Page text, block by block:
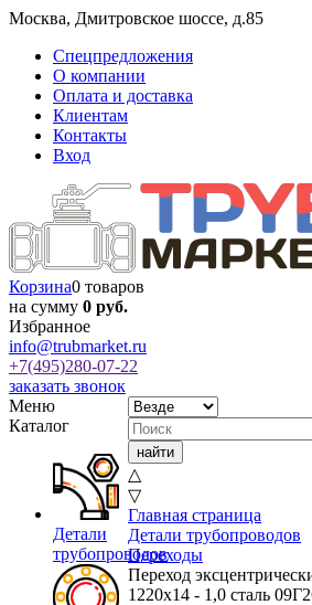
Москва, Дмитровское шоссе, д.85
Спецпредложения
О компании
Оплата и доставка
Клиентам
Контакты
Вход
Корзина0 товаров
на сумму 0 руб.
Избранное
info@trubmarket.ru
+7(495)280-07-22
заказать звонок
Меню
Каталог
Детали
трубопроводов
△
▽
Главная страница
Детали трубопроводов
Переходы
Переход
1220х14 - 1,0 сталь